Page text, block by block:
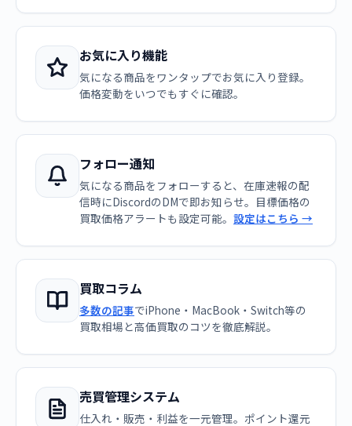
お気に入り機能
気になる商品をワンタップでお気に入り登録。
価格変動をいつでもすぐに確認。
フォロー通知
気になる商品をフォローすると、在庫速報の配
信時にDiscordのDMで即お知らせ。目標価格の
買取価格アラートも設定可能。 設定はこちら →
買取コラム
多数の記事でiPhone・MacBook・Switch等の
買取相場と高価買取のコツを徹底解説。
売買管理システム
仕入れ・販売・利益を一元管理。ポイント還元